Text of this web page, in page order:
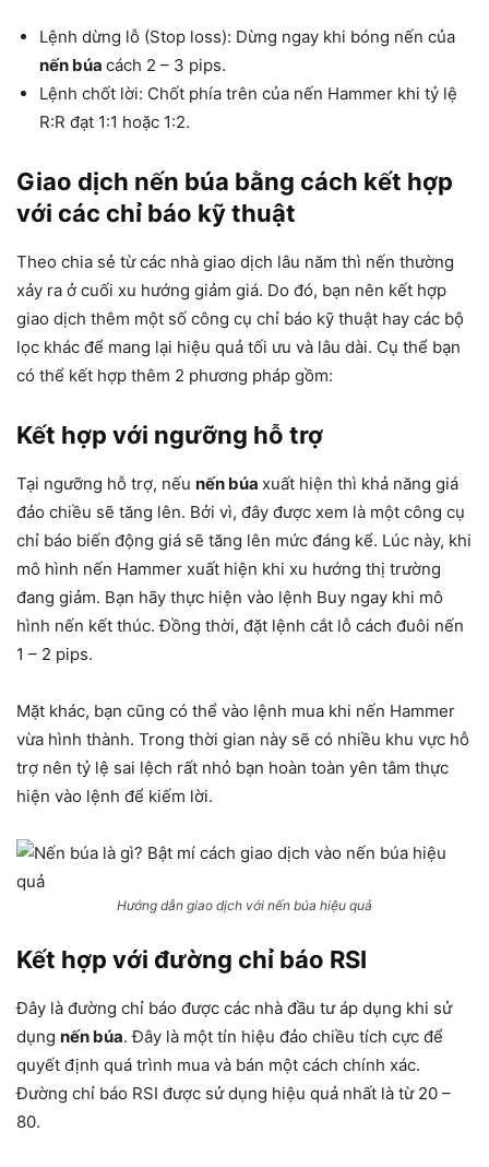
Lệnh dừng lỗ (Stop loss): Dừng ngay khi bóng nến của
nến búa cách 2 – 3 pips.
Lệnh chốt lời: Chốt phía trên của nến Hammer khi tỷ lệ
R:R đạt 1:1 hoặc 1:2.
Giao dịch nến búa bằng cách kết hợp
với các chỉ báo kỹ thuật
Theo chia sẻ từ các nhà giao dịch lâu năm thì nến thường
xảy ra ở cuối xu hướng giảm giá. Do đó, bạn nên kết hợp
giao dịch thêm một số công cụ chỉ báo kỹ thuật hay các bộ
lọc khác để mang lại hiệu quả tối ưu và lâu dài. Cụ thể bạn
có thể kết hợp thêm 2 phương pháp gồm:
Kết hợp với ngưỡng hỗ trợ
Tại ngưỡng hỗ trợ, nếu nến búa xuất hiện thì khả năng giá
đảo chiều sẽ tăng lên. Bởi vì, đây được xem là một công cụ
chỉ báo biến động giá sẽ tăng lên mức đáng kể. Lúc này, khi
mô hình nến Hammer xuất hiện khi xu hướng thị trường
đang giảm. Bạn hãy thực hiện vào lệnh Buy ngay khi mô
hình nến kết thúc. Đồng thời, đặt lệnh cắt lỗ cách đuôi nến
1 – 2 pips.
Mặt khác, bạn cũng có thể vào lệnh mua khi nến Hammer
vừa hình thành. Trong thời gian này sẽ có nhiều khu vực hỗ
trợ nên tỷ lệ sai lệch rất nhỏ bạn hoàn toàn yên tâm thực
hiện vào lệnh để kiếm lời.
Hướng dẫn giao dịch với nến búa hiệu quả
Kết hợp với đường chỉ báo RSI
Đây là đường chỉ báo được các nhà đầu tư áp dụng khi sử
dụng nến búa. Đây là một tín hiệu đảo chiều tích cực để
quyết định quá trình mua và bán một cách chính xác.
Đường chỉ báo RSI được sử dụng hiệu quả nhất là từ 20 –
80.